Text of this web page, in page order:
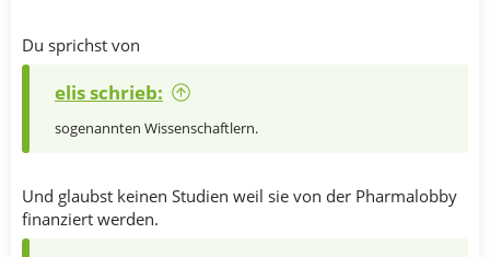
Du sprichst von
elis schrieb:
sogenannten Wissenschaftlern.
Und glaubst keinen Studien weil sie von der Pharmalobby
finanziert werden.